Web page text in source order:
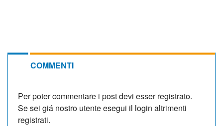
COMMENTI
Per poter commentare i post devi esser registrato.
Se sei giá nostro utente esegui il login altrimenti
registrati.